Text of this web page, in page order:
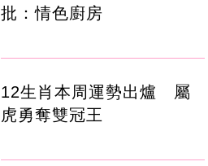
批：情色廚房
12生肖本周運勢出爐 屬
虎勇奪雙冠王